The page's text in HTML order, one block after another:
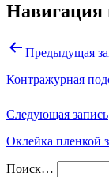
Навигация
Предыдущая
Контражурная
Следующая запись
Оклейка пленкой
Поиск…